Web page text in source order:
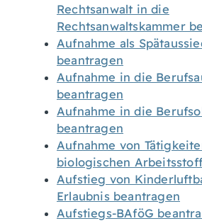
Rechtsanwalt in die
Rechtsanwaltskammer
Aufnahme als
beantragen
Aufnahme in die
beantragen
Aufnahme in die
beantragen
Aufnahme von
biologischen
Aufstieg von
Erlaubnis beantragen
Aufstiegs-BAföG